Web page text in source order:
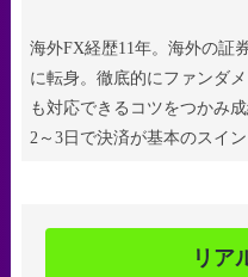
海外FX経歴11年。海外の証
に転身。徹底的にファンダ
も対応できるコツをつかみ
2～3日で決済が基本のスイン
リア